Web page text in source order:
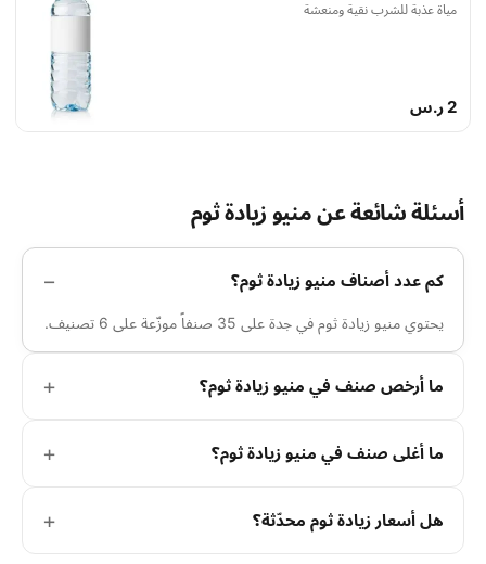
مياة عذبة للشرب نقية ومنعشة
2 ر.س
أسئلة شائعة عن منيو زيادة ثوم
كم عدد أصناف منيو زيادة ثوم؟
يحتوي منيو زيادة ثوم في جدة على 35 صنفاً موزّعة على 6 تصنيف.
ما أرخص صنف في منيو زيادة ثوم؟
ما أغلى صنف في منيو زيادة ثوم؟
هل أسعار زيادة ثوم محدّثة؟